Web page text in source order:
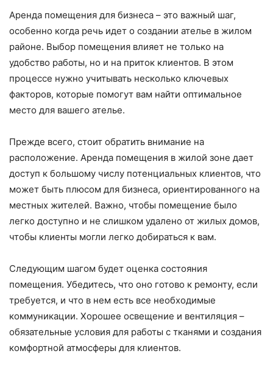
Аренда помещения для бизнеса – это важный шаг,
особенно когда речь идет о создании ателье в жилом
районе. Выбор помещения влияет не только на
удобство работы, но и на приток клиентов. В этом
процессе нужно учитывать несколько ключевых
факторов, которые помогут вам найти оптимальное
место для вашего ателье.
Прежде всего, стоит обратить внимание на
расположение. Аренда помещения в жилой зоне дает
доступ к большому числу потенциальных клиентов, что
может быть плюсом для бизнеса, ориентированного на
местных жителей. Важно, чтобы помещение было
легко доступно и не слишком удалено от жилых домов,
чтобы клиенты могли легко добираться к вам.
Следующим шагом будет оценка состояния
помещения. Убедитесь, что оно готово к ремонту, если
требуется, и что в нем есть все необходимые
коммуникации. Хорошее освещение и вентиляция –
обязательные условия для работы с тканями и создания
комфортной атмосферы для клиентов.